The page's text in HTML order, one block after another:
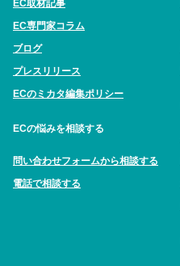
EC取材記事
EC専門家コラム
ブログ
プレスリリース
ECのミカタ編集ポリシー
ECの悩みを相談する
問い合わせフォームから相談する
電話で相談する